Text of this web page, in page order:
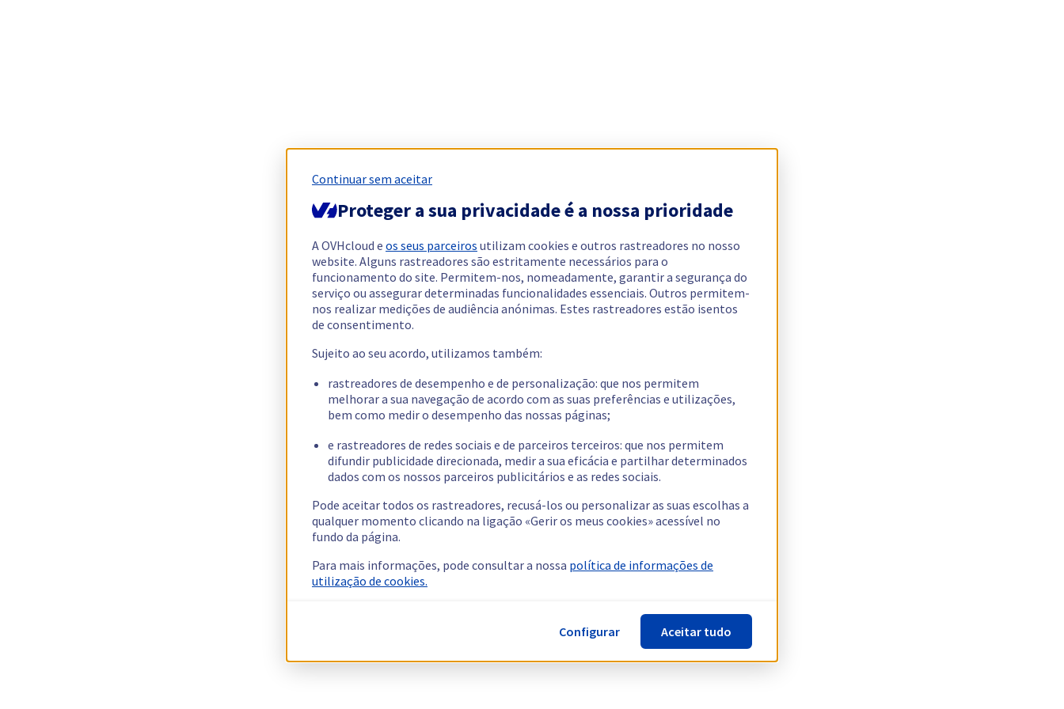
Continuar sem aceitar
Proteger a sua privacidade é a nossa prioridade
A OVHcloud e os seus parceiros utilizam cookies e outros rastreadores no nosso
website. Alguns rastreadores são estritamente necessários para o
funcionamento do site. Permitem-nos, nomeadamente, garantir a segurança do
serviço ou assegurar determinadas funcionalidades essenciais. Outros permitem-
nos realizar medições de audiência anónimas. Estes rastreadores estão isentos
de consentimento.
Sujeito ao seu acordo, utilizamos também:
rastreadores de desempenho e de personalização: que nos permitem
melhorar a sua navegação de acordo com as suas preferências e utilizações,
bem como medir o desempenho das nossas páginas;
e rastreadores de redes sociais e de parceiros terceiros: que nos permitem
difundir publicidade direcionada, medir a sua eficácia e partilhar determinados
dados com os nossos parceiros publicitários e as redes sociais.
Pode aceitar todos os rastreadores, recusá-los ou personalizar as suas escolhas a
qualquer momento clicando na ligação «Gerir os meus cookies» acessível no
fundo da página.
Para mais informações, pode consultar a nossa política de informações de
utilização de cookies.
Configurar Aceitar tudo